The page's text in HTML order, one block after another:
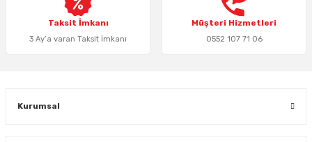
Taksit İmkanı
3 Ay’a varan Taksit İmkanı
Müşteri Hizmetleri
0552 107 71 06
Kurumsal